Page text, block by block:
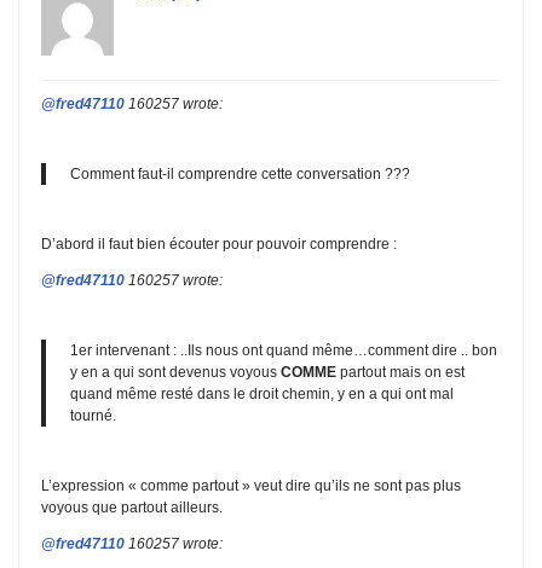
@fred47110 160257 wrote:
Comment faut-il comprendre cette conversation ???
D’abord il faut bien écouter pour pouvoir comprendre :
@fred47110 160257 wrote:
1er intervenant : ..Ils nous ont quand même…comment dire .. bon
y en a qui sont devenus voyous COMME partout mais on est
quand même resté dans le droit chemin, y en a qui ont mal
tourné.
L’expression « comme partout » veut dire qu’ils ne sont pas plus
voyous que partout ailleurs.
@fred47110 160257 wrote: